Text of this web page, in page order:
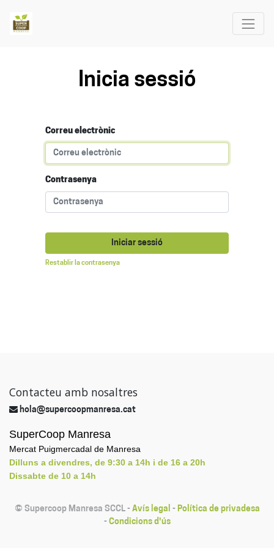
Inicia sessió
Correu electrònic
Contrasenya
Iniciar sessió
Restablir la contrasenya
Contacteu amb nosaltres
hola@supercoopmanresa.cat
SuperCoop Manresa
Mercat Puigmercadal de Manresa
Dilluns a divendres, de 9:30 a 14h i de 16 a 20h
Dissabte de 10 a 14h
© Supercoop Manresa SCCL - Avís legal - Política de privadesa
- Condicions d'ús